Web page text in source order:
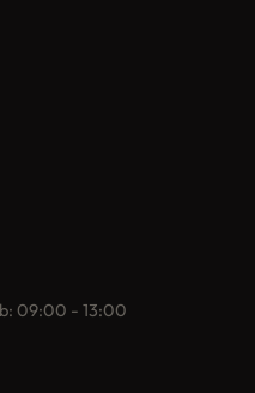
09:00 - 13:00